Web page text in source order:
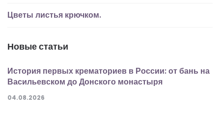
Цветы листья крючком.
Новые статьи
История первых крематориев в России: от бань на
Васильевском до Донского монастыря
04.08.2026